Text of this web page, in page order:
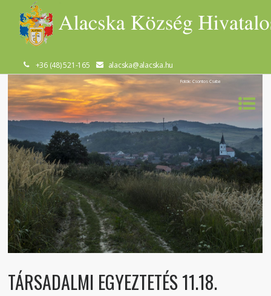
+36 (48) 521-165 alacska@alacska.hu
Fotók: Csontos Csaba
TÁRSADALMI EGYEZTETÉS 11.18.